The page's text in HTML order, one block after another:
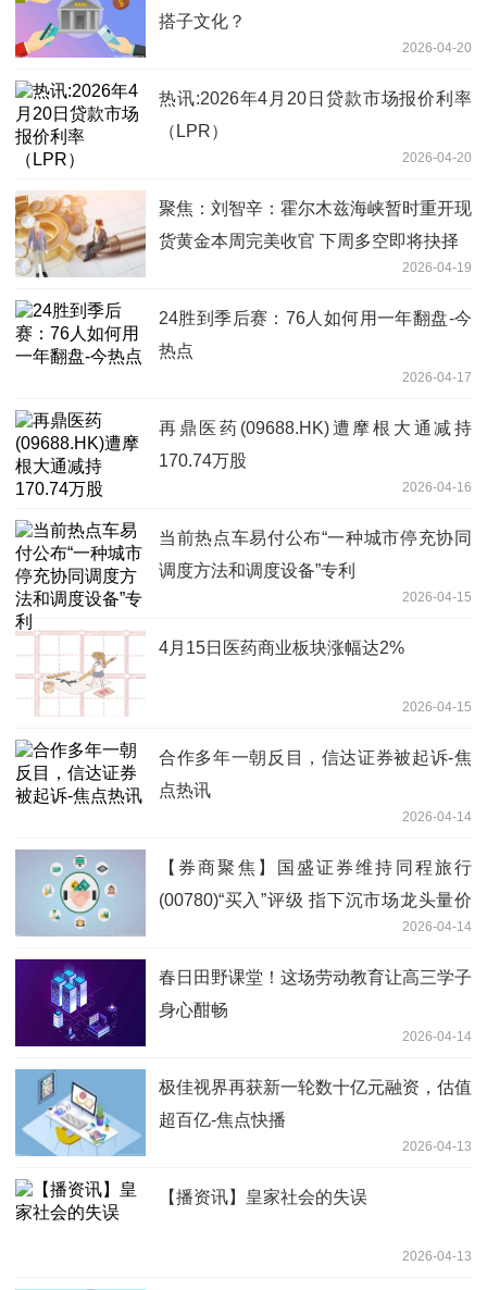
搭子文化？
2026-04-20
热讯:2026年4月20日贷款市场报价利率
（LPR）
2026-04-20
聚焦：刘智辛：霍尔木兹海峡暂时重开现
货黄金本周完美收官 下周多空即将抉择
2026-04-19
24胜到季后赛：76人如何用一年翻盘-今
热点
2026-04-17
再鼎医药(09688.HK)遭摩根大通减持
170.74万股
2026-04-16
当前热点车易付公布“一种城市停充协同
调度方法和调度设备”专利
2026-04-15
4月15日医药商业板块涨幅达2%
2026-04-15
合作多年一朝反目，信达证券被起诉-焦
点热讯
2026-04-14
【券商聚焦】国盛证券维持同程旅行
(00780)“买入”评级 指下沉市场龙头量价
2026-04-14
春日田野课堂！这场劳动教育让高三学子
身心酣畅
2026-04-14
极佳视界再获新一轮数十亿元融资，估值
超百亿-焦点快播
2026-04-13
【播资讯】皇家社会的失误
2026-04-13